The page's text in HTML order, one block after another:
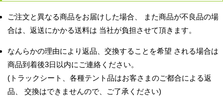
ご注文と異なる商品をお届けした場合、 また商品が不良品の場
合は、返送にかかる送料は 当社が負担させて頂きます。
なんらかの理由により返品、交換することを希望 される場合は
商品到着後3日以内にご連絡ください。
(トラックシート、各種テント品はお客さまのご都合による返
品、 交換はできませんので、ご了承ください)